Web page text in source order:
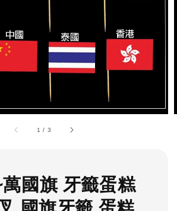
1 / 3
國旗 牙籤蛋糕